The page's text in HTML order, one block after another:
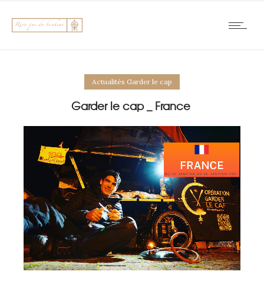
Actualités Garder le cap
Garder le cap _ France